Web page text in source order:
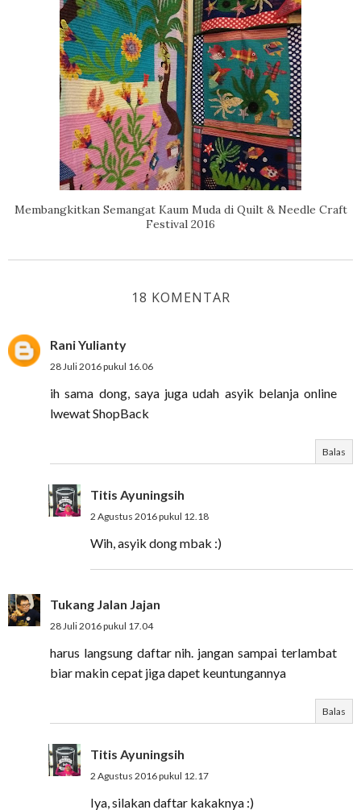
Membangkitkan Semangat Kaum Muda di Quilt & Needle Craft
Festival 2016
18 KOMENTAR
Rani Yulianty
28 Juli 2016 pukul 16.06
ih sama dong, saya juga udah asyik belanja online
lwewat ShopBack
Balas
Titis Ayuningsih
2 Agustus 2016 pukul 12.18
Wih, asyik dong mbak :)
Tukang Jalan Jajan
28 Juli 2016 pukul 17.04
harus langsung daftar nih. jangan sampai terlambat
biar makin cepat jiga dapet keuntungannya
Balas
Titis Ayuningsih
2 Agustus 2016 pukul 12.17
Iya, silakan daftar kakaknya :)